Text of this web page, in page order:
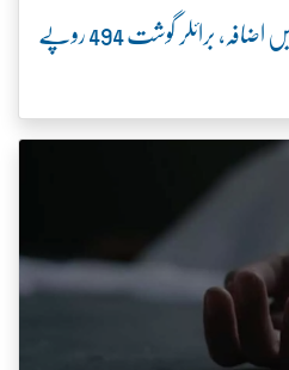
پولٹری مصنوعات کے دام میں اضافہ، برائلر گوشت 494 روپے